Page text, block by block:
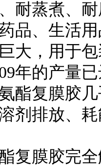
耐蒸煮、
品、生活
大，用于
年的产量
酯复膜胶
剂排放、
膜胶完全